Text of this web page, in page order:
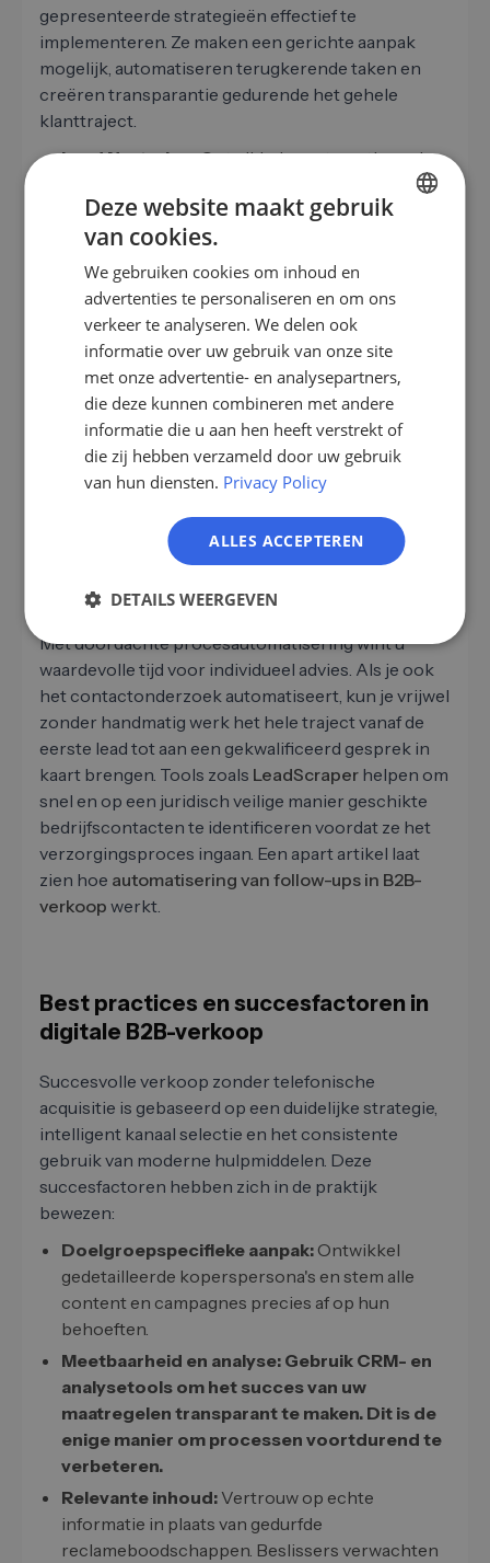
gepresenteerde strategieën effectief te
implementeren. Ze maken een gerichte aanpak
mogelijk, automatiseren terugkerende taken en
creëren transparantie gedurende het gehele
klanttraject.
Lead Nurturing:Ontwikkel geautomatiseerde
inhoud te voorzien en hen stap voor stap naar
verkoopvolwassenheid te leiden.
Praktijkvoorbeeld: Na het downloaden van een
whitepaper ontvangt een lead eerst verdere
informatie en wordt later uitgenodigd voor een
webinar.
Transparante gegevens: Een modern CRM
maakt een naadloze tracking van alle
contactpunten mogelijk. Zo kunt u identificeren
welke maatregelen bijzonder effectief zijn en uw
verkoopstrategie gericht kunnen optimaliseren.
Combineer e-mailmarketing, social selling en
website-interacties in een centraal platform om
consistente klantervaringen te creëren.
Met doordachte procesautomatisering wint u
waardevolle tijd voor individueel advies. Als je ook
het contactonderzoek automatiseert, kun je vrijwel
zonder handmatig werk het hele traject vanaf de
eerste lead tot aan een gekwalificeerd gesprek in
kaart brengen. Tools zoals LeadScraper helpen om
snel en op een juridisch veilige manier geschikte
bedrijfscontacten te identificeren voordat ze het
verzorgingsproces ingaan. Een apart artikel laat
zien hoe automatisering van follow-ups in B2B-
verkoop werkt.
Best practices en succesfactoren in
digitale B2B-verkoop
Succesvolle verkoop zonder telefonische
acquisitie is gebaseerd op een duidelijke strategie,
intelligent kanaal selectie en het consistente
gebruik van moderne hulpmiddelen. Deze
succesfactoren hebben zich in de praktijk
bewezen:
Doelgroepspecifieke aanpak: Ontwikkel
gedetailleerde koperspersona's en stem alle
content en campagnes precies af op hun
behoeften.
Meetbaarheid en analyse: Gebruik CRM- en
analysetools om het succes van uw
maatregelen transparant te maken. Dit is de
enige manier om processen voortdurend te
verbeteren.
Relevante inhoud: Vertrouw op echte
informatie in plaats van gedurfde
reclameboodschappen. Beslissers verwachten
FR
IT
NL
PL
Deze website maakt gebruik
van cookies.
We gebruiken cookies om inhoud en
advertenties te personaliseren en om ons
verkeer te analyseren. We delen ook
informatie over uw gebruik van onze site
met onze advertentie- en analysepartners,
die deze kunnen combineren met andere
informatie die u aan hen heeft verstrekt of
die zij hebben verzameld door uw gebruik
van hun diensten. Privacy Policy
ALLES ACCEPTEREN
DETAILS WEERGEVEN